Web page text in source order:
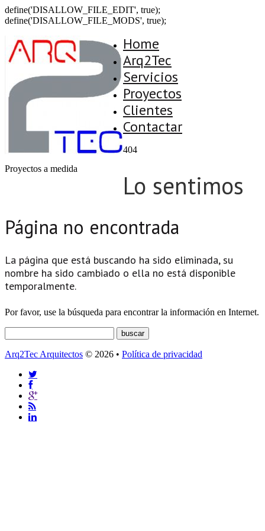
define('DISALLOW_FILE_EDIT', true);
define('DISALLOW_FILE_MODS', true);
Proyectos a medida
Home
Arq2Tec
Servicios
Proyectos
Clientes
Contactar
404
Lo sentimos
Página no encontrada
La página que está buscando ha sido eliminada, su
nombre ha sido cambiado o ella no está disponible
temporalmente.
Por favor, use la búsqueda para encontrar la información en Internet.
Arq2Tec Arquitectos © 2026 • Política de privacidad